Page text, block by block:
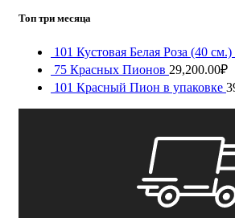
Топ три месяца
101 Кустовая Белая Роза (40 см.)
75 Красных Пионов 29,200.00₽
101 Красный Пион в упаковке